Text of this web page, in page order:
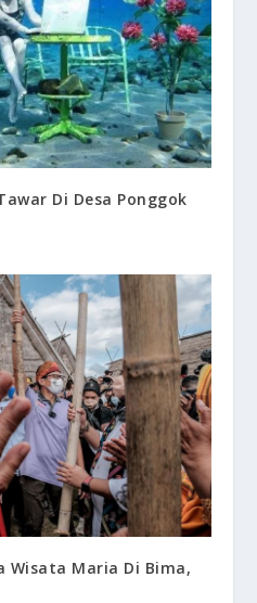
Di Desa Ponggok
Wisata Maria Di Bima,